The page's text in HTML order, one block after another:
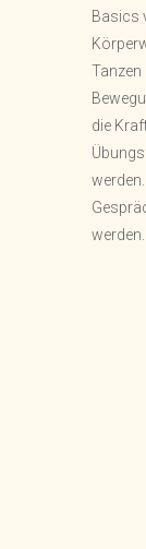
Basics
Tanzen
die
werden.